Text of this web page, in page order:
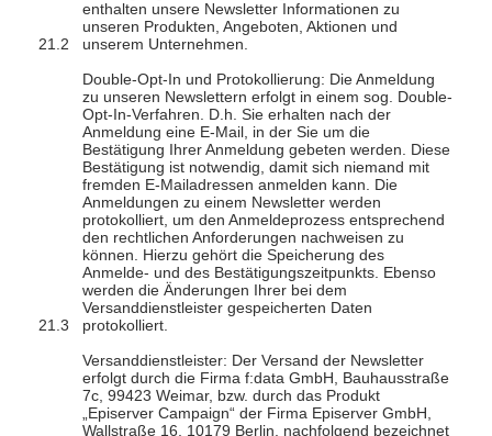
enthalten unsere Newsletter Informationen zu
unseren Produkten, Angeboten, Aktionen und
unserem Unternehmen.
Double-Opt-In und Protokollierung: Die Anmeldung
zu unseren Newslettern erfolgt in einem sog. Double-
Opt-In-Verfahren. D.h. Sie erhalten nach der
Anmeldung eine E-Mail, in der Sie um die
Bestätigung Ihrer Anmeldung gebeten werden. Diese
Bestätigung ist notwendig, damit sich niemand mit
fremden E-Mailadressen anmelden kann. Die
Anmeldungen zu einem Newsletter werden
protokolliert, um den Anmeldeprozess entsprechend
den rechtlichen Anforderungen nachweisen zu
können. Hierzu gehört die Speicherung des
Anmelde- und des Bestätigungszeitpunkts. Ebenso
werden die Änderungen Ihrer bei dem
Versanddienstleister gespeicherten Daten
protokolliert.
Versanddienstleister: Der Versand der Newsletter
erfolgt durch die Firma f:data GmbH, Bauhausstraße
7c, 99423 Weimar, bzw. durch das Produkt
„Episerver Campaign“ der Firma Episerver GmbH,
Wallstraße 16, 10179 Berlin, nachfolgend bezeichnet